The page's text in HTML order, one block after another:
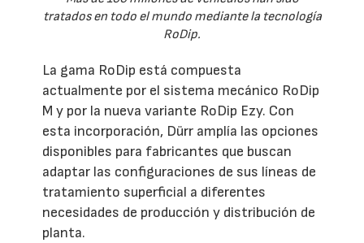
tratados en todo el mundo mediante la tecnología
RoDip.
La gama RoDip está compuesta
actualmente por el sistema mecánico RoDip
M y por la nueva variante RoDip Ezy. Con
esta incorporación, Dürr amplía las opciones
disponibles para fabricantes que buscan
adaptar las configuraciones de sus líneas de
tratamiento superficial a diferentes
necesidades de producción y distribución de
planta.